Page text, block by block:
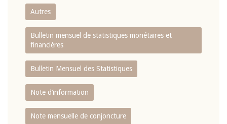
Autres
Bulletin mensuel de statistiques monétaires et
financières
Bulletin Mensuel des Statistiques
Note d’information
Note mensuelle de conjoncture